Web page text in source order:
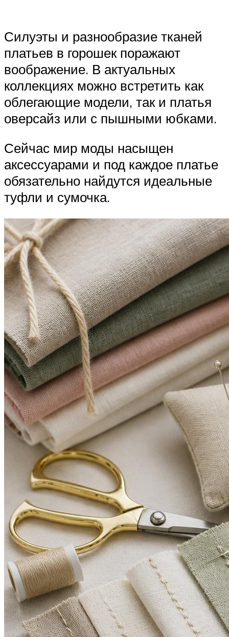
Силуэты и разнообразие тканей
платьев в горошек поражают
воображение. В актуальных
коллекциях можно встретить как
облегающие модели, так и платья
оверсайз или с пышными юбками.
Сейчас мир моды насыщен
аксессуарами и под каждое платье
обязательно найдутся идеальные
туфли и сумочка.